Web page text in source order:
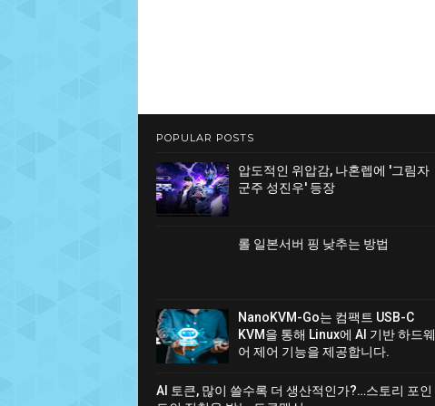
POPULAR POSTS
압도적인 위압감, 나혼렙에 '그림자
군주 성진우' 등장
롤 일본서버 핑 낮추는 방법
NanoKVM-Go는 컴팩트 USB-C
KVM을 통해 Linux에 AI 기반 하드웨
어 제어 기능을 제공합니다.
AI 토큰, 많이 쓸수록 더 생산적인가?…스토리 포인